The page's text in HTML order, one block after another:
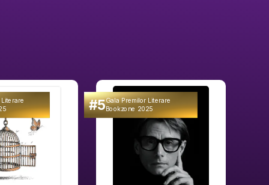
#5Gala Premilor Literare
Bookzone 2025